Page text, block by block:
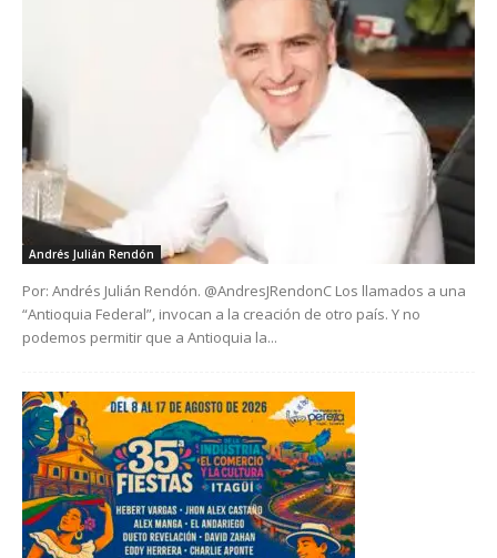
Andrés Julián Rendón
Por: Andrés Julián Rendón. @AndresJRendonC Los llamados a una
“Antioquia Federal”, invocan a la creación de otro país. Y no
podemos permitir que a Antioquia la...